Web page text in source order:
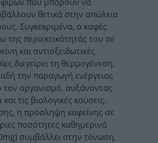
θετικά στην απώλεια
Συγκεκριμένα, ο καφές
της περιεκτικότητάς του σε
και αντιοξειδωτικές
διεγείρει τη θερμογένεση,
την παραγωγή ενέργειας
τον οργανισμό, αυξάνοντας
και τις βιολογικές καύσεις.
η πρόσληψη καφεΐνης σε
ποσότητες καθημερινά
συμβάλλει στην τόνωση,